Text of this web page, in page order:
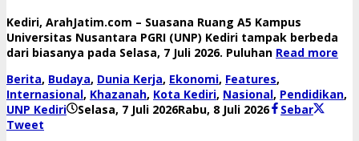
​Kediri, ArahJatim.com – Suasana Ruang A5 Kampus
Universitas Nusantara PGRI (UNP) Kediri tampak berbeda
dari biasanya pada Selasa, 7 Juli 2026. Puluhan Read more
Berita, Budaya, Dunia Kerja, Ekonomi, Features,
Internasional, Khazanah, Kota Kediri, Nasional, Pendidikan,
UNP Kediri
Selasa, 7 Juli 2026Rabu, 8 Juli 2026olehSebar
Tweet